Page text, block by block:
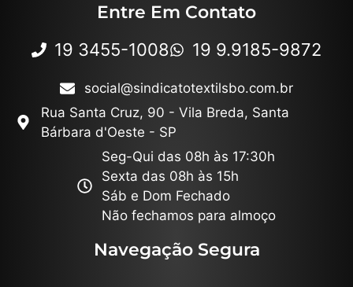
Entre Em Contato
19 3455-1008 19 9.9185-9872
social@sindicatotextilsbo.com.br
Rua Santa Cruz, 90 - Vila Breda, Santa
Bárbara d'Oeste - SP
Seg-Qui das 08h às 17:30h
Sexta das 08h às 15h
Sáb e Dom Fechado
Não fechamos para almoço
Navegação Segura